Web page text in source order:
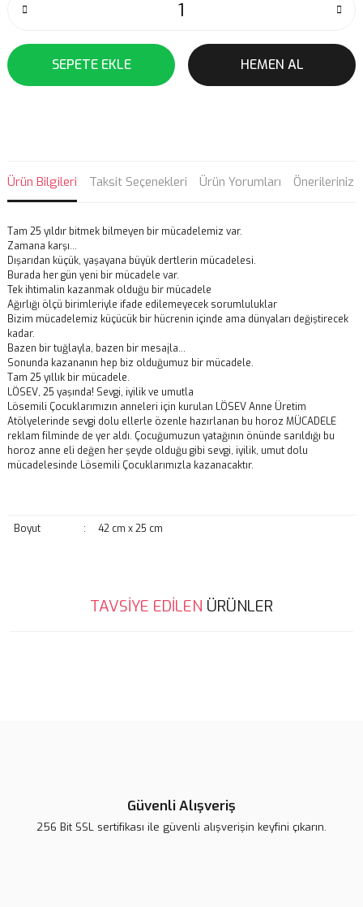
SEPETE EKLE HEMEN AL
Ürün Bilgileri Taksit Seçenekleri Ürün Yorumları Önerileriniz
Tam 25 yıldır bitmek bilmeyen bir mücadelemiz var.
Zamana karşı…
Dışarıdan küçük, yaşayana büyük dertlerin mücadelesi.
Burada her gün yeni bir mücadele var.
Tek ihtimalin kazanmak olduğu bir mücadele
Ağırlığı ölçü birimleriyle ifade edilemeyecek sorumluluklar
Bizim mücadelemiz küçücük bir hücrenin içinde ama dünyaları değiştirecek
kadar.
Bazen bir tuğlayla, bazen bir mesajla…
Sonunda kazananın hep biz olduğumuz bir mücadele.
Tam 25 yıllık bir mücadele.
LÖSEV, 25 yaşında! Sevgi, iyilik ve umutla
Lösemili Çocuklarımızın anneleri için kurulan LÖSEV Anne Üretim
Atölyelerinde sevgi dolu ellerle özenle hazırlanan bu horoz MÜCADELE
reklam filminde de yer aldı. Çocuğumuzun yatağının önünde sarıldığı bu
horoz anne eli değen her şeyde olduğu gibi sevgi, iyilik, umut dolu
mücadelesinde Lösemili Çocuklarımızla kazanacaktır.
Boyut : 42 cm x 25 cm
Bu ürünün fiyat bilgisi, resim, ürün açıklamalarında ve diğer
konularda yetersiz gördüğünüz noktaları öneri formunu kullanarak
TAVSİYE EDİLEN ÜRÜNLER
650,00 TL 720,00 TL
Güvenli Alışveriş
256 Bit SSL sertifikası ile güvenli alışverişin keyfini çıkarın.